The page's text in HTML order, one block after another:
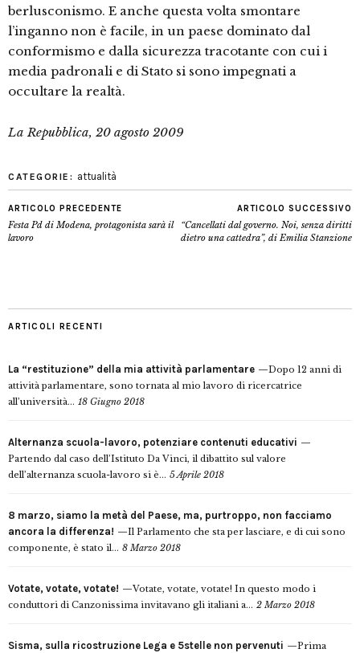
berlusconismo. E anche questa volta smontare
l’inganno non è facile, in un paese dominato dal
conformismo e dalla sicurezza tracotante con cui i
media padronali e di Stato si sono impegnati a
occultare la realtà.
La Repubblica, 20 agosto 2009
CATEGORIE: attualità
ARTICOLO PRECEDENTE
Festa Pd di Modena, protagonista sarà il
lavoro
ARTICOLO SUCCESSIVO
“Cancellati dal governo. Noi, senza diritti
dietro una cattedra”, di Emilia Stanzione
ARTICOLI RECENTI
La “restituzione” della mia attività parlamentare
Dopo 12 anni di
attività parlamentare, sono tornata al mio lavoro di ricercatrice
all’università... 18 Giugno 2018
Alternanza scuola-lavoro, potenziare contenuti educativi
Partendo dal caso dell’Istituto Da Vinci, il dibattito sul valore
dell’alternanza scuola-lavoro si è... 5 Aprile 2018
8 marzo, siamo la metà del Paese, ma, purtroppo, non facciamo
ancora la differenza!
Il Parlamento che sta per lasciare, e di cui sono
componente, è stato il... 8 Marzo 2018
Votate, votate, votate!
Votate, votate, votate! In questo modo i
conduttori di Canzonissima invitavano gli italiani a... 2 Marzo 2018
Sisma, sulla ricostruzione Lega e 5stelle non pervenuti
Prima